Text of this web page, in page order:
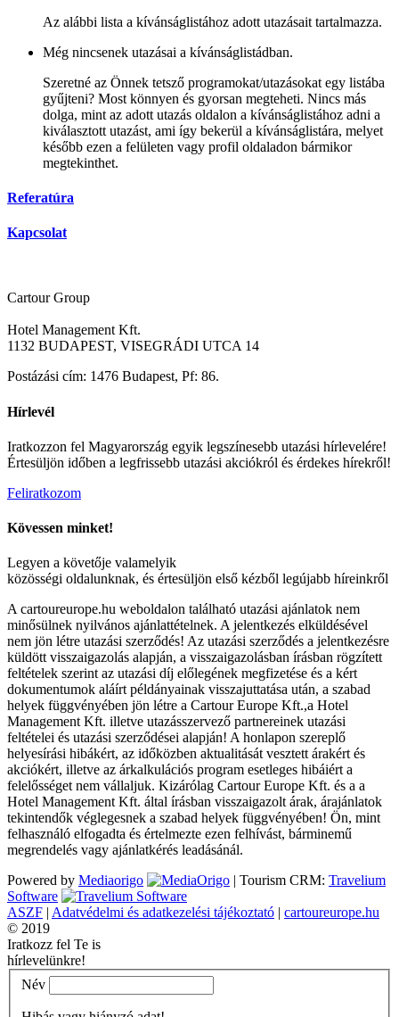
Az alábbi lista a kívánságlistához adott utazásait tartalmazza.
Még nincsenek utazásai a kívánságlistádban.
Szeretné az Önnek tetsző programokat/utazásokat egy listába
gyűjteni? Most könnyen és gyorsan megteheti. Nincs más
dolga, mint az adott utazás oldalon a kívánságlistához adni a
kiválasztott utazást, ami így bekerül a kívánságlistára, melyet
később ezen a felületen vagy profil oldaladon bármikor
megtekinthet.
Referatúra
Kapcsolat
Cartour Group
Hotel Management Kft.
1132 BUDAPEST, VISEGRÁDI UTCA 14
Postázási cím: 1476 Budapest, Pf: 86.
Hírlevél
Iratkozzon fel Magyarország egyik legszínesebb utazási hírlevelére!
Értesüljön időben a legfrissebb utazási akciókról és érdekes hírekről!
Feliratkozom
Kövessen minket!
Legyen a követője valamelyik
közösségi oldalunknak, és értesüljön első kézből legújabb híreinkről
A cartoureurope.hu weboldalon található utazási ajánlatok nem
minősülnek nyilvános ajánlattételnek. A jelentkezés elküldésével
nem jön létre utazási szerződés! Az utazási szerződés a jelentkezésre
küldött visszaigazolás alapján, a visszaigazolásban írásban rögzített
feltételek szerint az utazási díj előlegének megfizetése és a kért
dokumentumok aláírt példányainak visszajuttatása után, a szabad
helyek függvényében jön létre a Cartour Europe Kft.,a Hotel
Management Kft. illetve utazásszervező partnereinek utazási
feltételei és utazási szerződései alapján! A honlapon szereplő
helyesírási hibákért, az időközben aktualitását vesztett árakért és
akciókért, illetve az árkalkulációs program esetleges hibáiért a
felelősséget nem vállaljuk. Kizárólag Cartour Europe Kft. és a a
Hotel Management Kft. által írásban visszaigazolt árak, árajánlatok
tekintendők véglegesnek a szabad helyek függvényében! Ön, mint
felhasználó elfogadta és értelmezte ezen felhívást, bárminemű
megrendelés vagy ajánlatkérés leadásánál.
Powered by Mediaorigo | Tourism CRM: Travelium
Software
ASZF | Adatvédelmi és adatkezelési tájékoztató | cartoureurope.hu
© 2019
Iratkozz fel Te is
hírlevelünkre!
Név